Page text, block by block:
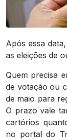
Após essa
as eleições de
Quem precisa
de votação ou
de maio para
O prazo vale
cartórios
no portal do